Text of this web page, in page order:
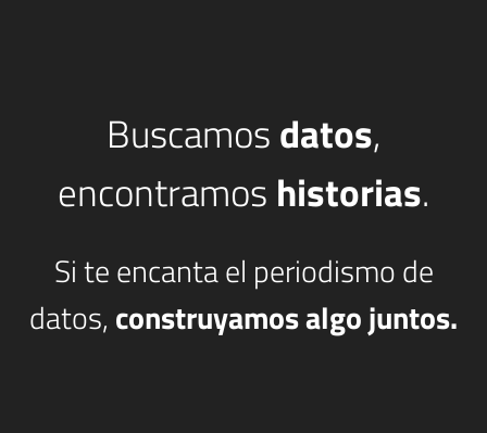
Buscamosdatos,
encontramos historias.
Si te encanta el periodismo de
datos, construyamos algo juntos.